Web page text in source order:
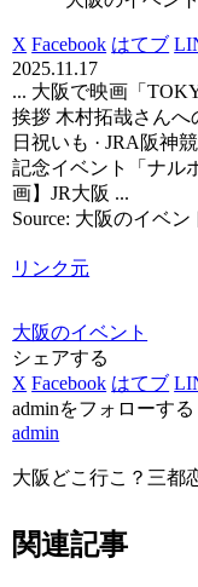
X Facebook はてブ
2025.11.17
... 大阪で映画「
挨拶 木村拓哉さんへ
日祝いも · JRA阪神
記念イベント「ナル
画】JR大阪 ...
Source: 大阪のイベン
リンク元
大阪のイベント
シェアする
X Facebook はてブ
adminをフォローする
admin
大阪どこ行こ？三都
関連記事